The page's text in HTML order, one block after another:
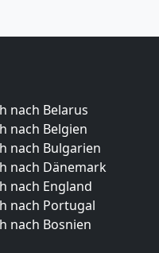
nach Belarus
nach Belgien
nach Bulgarien
nach Dänemark
nach England
nach Portugal
nach Bosnien